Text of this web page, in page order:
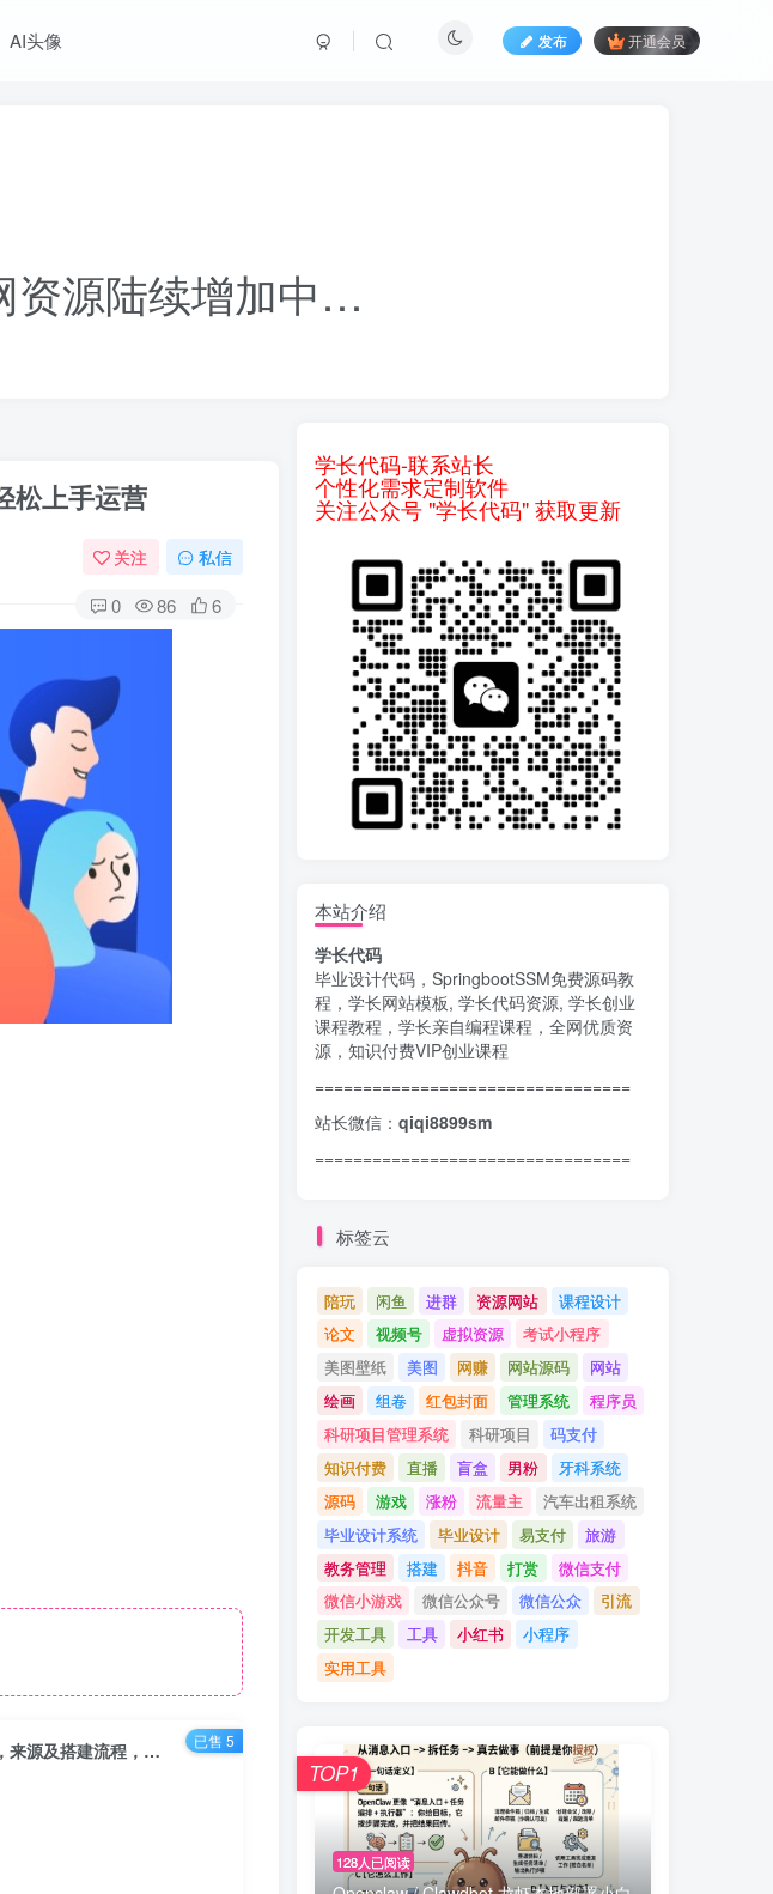
AI头像 发布 开通会员
资源陆续增加中…
松上手运营
关注 私信
0 86 6
私域流量运营课程：学习私域流量本质，来源及搭建流程，轻松上手运营 已售 5
学长代码-联系站长
个性化需求定制软件
关注公众号 "学长代码" 获取更新
本站介绍
学长代码
毕业设计代码，SpringbootSSM免费源码教
程，学长网站模板, 学长代码资源, 学长创业
课程教程，学长亲自编程课程，全网优质资
源，知识付费VIP创业课程
=================================
站长微信： qiqi8899sm
=================================
标签云
陪玩 闲鱼 进群 资源网站
课程设计
论文
视频号 虚拟资源
考试小程序
美图壁纸
美图 网赚 网站源码
网站
绘画
组卷 红包封面 管理系统
程序员
科研项目管理系统
科研项目
码支付
知识付费
直播 盲盒 男粉
牙科系统
源码
游戏 涨粉 流量主
汽车出租系统
毕业设计系统
毕业设计 易支付
旅游
教务管理
搭建 抖音 打赏
微信支付
微信小游戏
微信公众号 微信公众
引流
开发工具
工具 小红书
小程序
实用工具
128人已阅读
TOP1